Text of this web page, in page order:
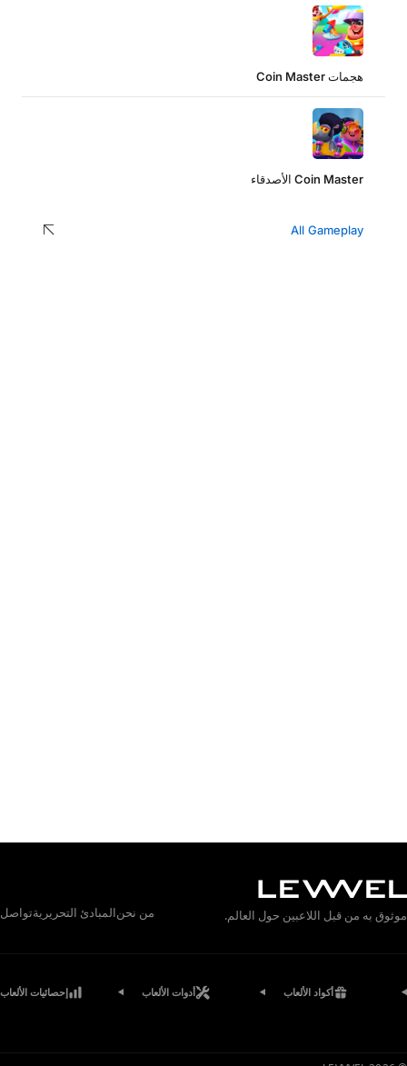
هجمات Coin Master
Coin Master الأصدقاء
All Gameplay
موثوق به من قبل اللاعبين حول العالم. من نحنالمبادئ التحريريةتواصل
أكواد الألعاب أدوات الألعاب إحصائيات الألعاب